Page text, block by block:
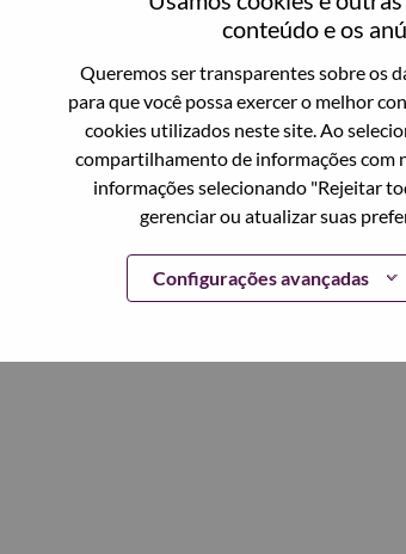
conteúdo e os
Queremos ser transparentes sobre os
para que você possa exercer o melhor
cookies utilizados neste site. Ao
compartilhamento de informações com
informações selecionando "Rejeitar
gerenciar ou atualizar suas
Configurações avançadas
seu email